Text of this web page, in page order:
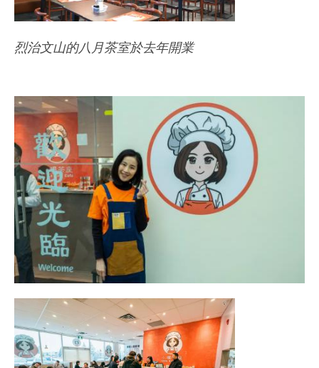
烈治文山的八月茶室於去年開業